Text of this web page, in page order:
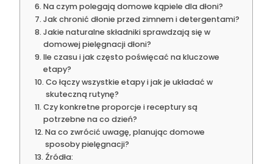
Na czym polegają domowe kąpiele dla dłoni?
Jak chronić dłonie przed zimnem i detergentami?
Jakie naturalne składniki sprawdzają się w
domowej pielęgnacji dłoni?
Ile czasu i jak często poświęcać na kluczowe
etapy?
Co łączy wszystkie etapy i jak je układać w
skuteczną rutynę?
Czy konkretne proporcje i receptury są
potrzebne na co dzień?
Na co zwrócić uwagę, planując domowe
sposoby pielęgnacji?
Źródła: